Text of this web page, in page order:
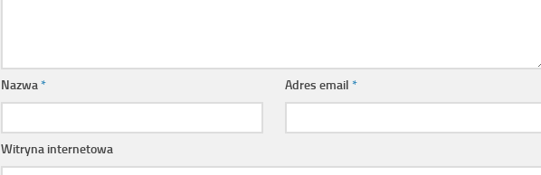
Nazwa* Adres email*
Witryna internetowa